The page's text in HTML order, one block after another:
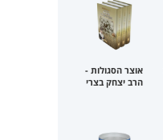
אוצר הסגולות -
הרב יצחק בצרי